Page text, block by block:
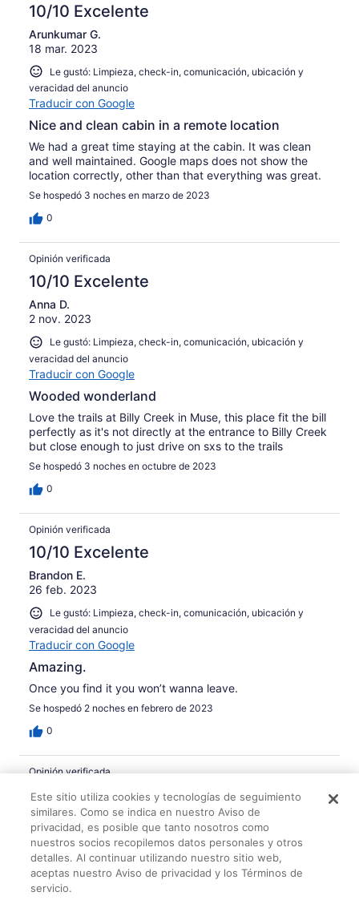
10/10 Excelente
Arunkumar G.
18 mar. 2023
Le gustó: Limpieza, check-in, comunicación, ubicación y
veracidad del anuncio
Traducir con Google
Nice and clean cabin in a remote location
We had a great time staying at the cabin. It was clean
and well maintained. Google maps does not show the
location correctly, other than that everything was great.
Se hospedó 3 noches en marzo de 2023
0
Opinión verificada
10/10 Excelente
Anna D.
2 nov. 2023
Le gustó: Limpieza, check-in, comunicación, ubicación y
veracidad del anuncio
Traducir con Google
Wooded wonderland
Love the trails at Billy Creek in Muse, this place fit the bill
perfectly as it's not directly at the entrance to Billy Creek
but close enough to just drive on sxs to the trails
Se hospedó 3 noches en octubre de 2023
0
Opinión verificada
10/10 Excelente
Brandon E.
26 feb. 2023
Le gustó: Limpieza, check-in, comunicación, ubicación y
veracidad del anuncio
Traducir con Google
Amazing.
Once you find it you won’t wanna leave.
Se hospedó 2 noches en febrero de 2023
0
Opinión verificada
10/10 Excelente
Mike H.
25 may. 2024
Le gustó: Limpieza, check-in, comunicación, ubicación y
veracidad del anuncio
Traducir con Google
Este sitio utiliza cookies y tecnologías de seguimiento
similares. Como se indica en nuestro Aviso de
privacidad, es posible que tanto nosotros como
nuestros socios recopilemos datos personales y otros
detalles. Al continuar utilizando nuestro sitio web,
aceptas nuestro Aviso de privacidad y los Términos de
servicio.